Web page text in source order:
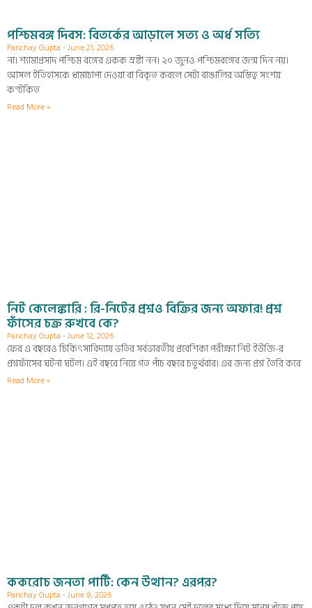
পশ্চিমবঙ্গ দিবস: বিতর্কের আড়ালে সত্য ও অর্ধ সত্যি
Parichay Gupta June 21, 2026
না। শ্যামাপ্রসাদ পশ্চিম বঙ্গের একক স্রষ্টা নন। ২০ জুনও পশ্চিমবঙ্গের জন্ম দিন নয়।
আসল ইতিহাসকে ধামাচাপা দেওয়া বা বিকৃত করলে সেটা বাঙালির অস্তিত্ব সংশয়
কণ্টকিত
Read More »
নিট কেলেঙ্কারি : রি-নিটের প্রশ্নও বিক্রির জন্য অফার! প্রশ্ন
ফাঁসের চক্র রুখবে কে?
Parichay Gupta June 12, 2026
ফের এ বছরেও চিকিৎসাবিদ্যায় ভর্তির সর্বভারতীয় প্রবেশিকা পরীক্ষা নিট ইউজি-র
প্রশ্নফাঁসের ঘটনা ঘটল। এই বছরে নিয়ে গত পাঁচ বছরে চতুর্থবার। এর জন্য প্রশ্ন তৈরি করে
Read More »
ককরোচ জনতা পার্টি: কেন উত্থান? এরপর?
Parichay Gupta June 8, 2026